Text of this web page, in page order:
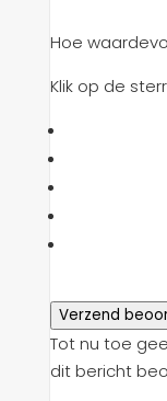
Hoe
Klik op de
Verzend
Tot nu toe
dit bericht